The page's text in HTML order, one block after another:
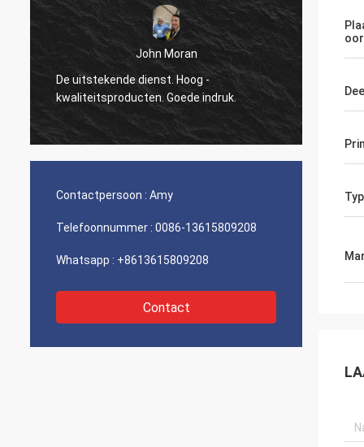
John Moran
De uitstekende dienst. Hoog -
kwaliteitsproducten. Goede indruk.
al uw
Contactpersoon : Amy
Telefoonnummer : 0086-13615809208
Whatsapp : +8613615809208
Contact